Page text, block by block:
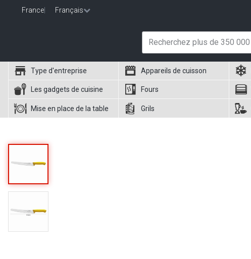
France Français
Type d'entreprise Appareils de cuisson
Les gadgets de cuisine Fours
Mise en place de la table Grils